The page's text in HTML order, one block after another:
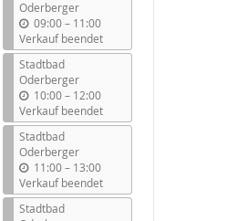
Oderberger
09:00 –b
i
s
11:00
Verkauf beendet
Stadtbad
Oderberger
10:00 –b
i
s
12:00
Verkauf beendet
Stadtbad
Oderberger
11:00 –b
i
s
13:00
Verkauf beendet
Stadtbad